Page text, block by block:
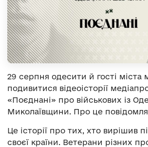
29 серпня одесити й гості міста
подивитися відеоісторії
«Поєднані» про військових із
Миколаївщини. Про це
Це історії про тих, хто вирішив
своєї країни. Ветерани різних